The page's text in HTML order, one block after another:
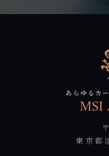
東京都